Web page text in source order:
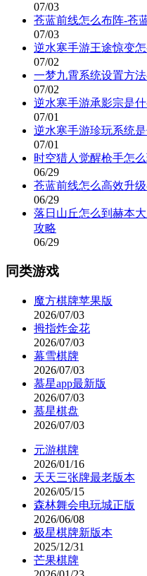
07/03
苍蓝前线怎么布阵-苍
07/03
逆水寒手游王途惊变
07/02
一梦九霄系统设置方
07/02
逆水寒手游承影宗是
07/01
逆水寒手游珍玩系统
07/01
时空猎人觉醒枪手怎
06/29
苍蓝前线怎么高效升
06/29
落日山丘怎么到赫本
攻略
06/29
同类游戏
魔方棋牌苹果版
2026/07/03
拇指炸金花
2026/07/03
幕雪棋牌
2026/07/03
慕星app最新版
2026/07/03
慕星棋盘
2026/07/03
元游棋牌
2026/01/16
天天三张牌最老版本
2026/05/15
森林舞会电玩城正版
2026/06/08
极星棋牌新版本
2025/12/31
芒果棋牌